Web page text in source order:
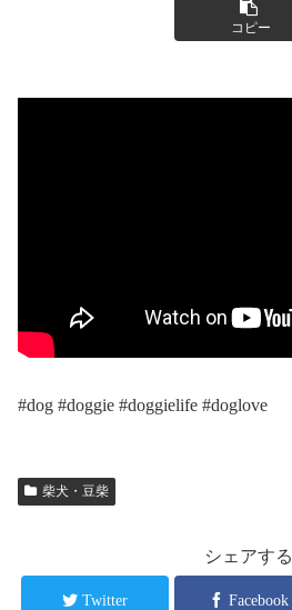
コピー
#dog #doggie #doggielife #doglove
柴犬・豆柴
シェアする
Twitter Facebook